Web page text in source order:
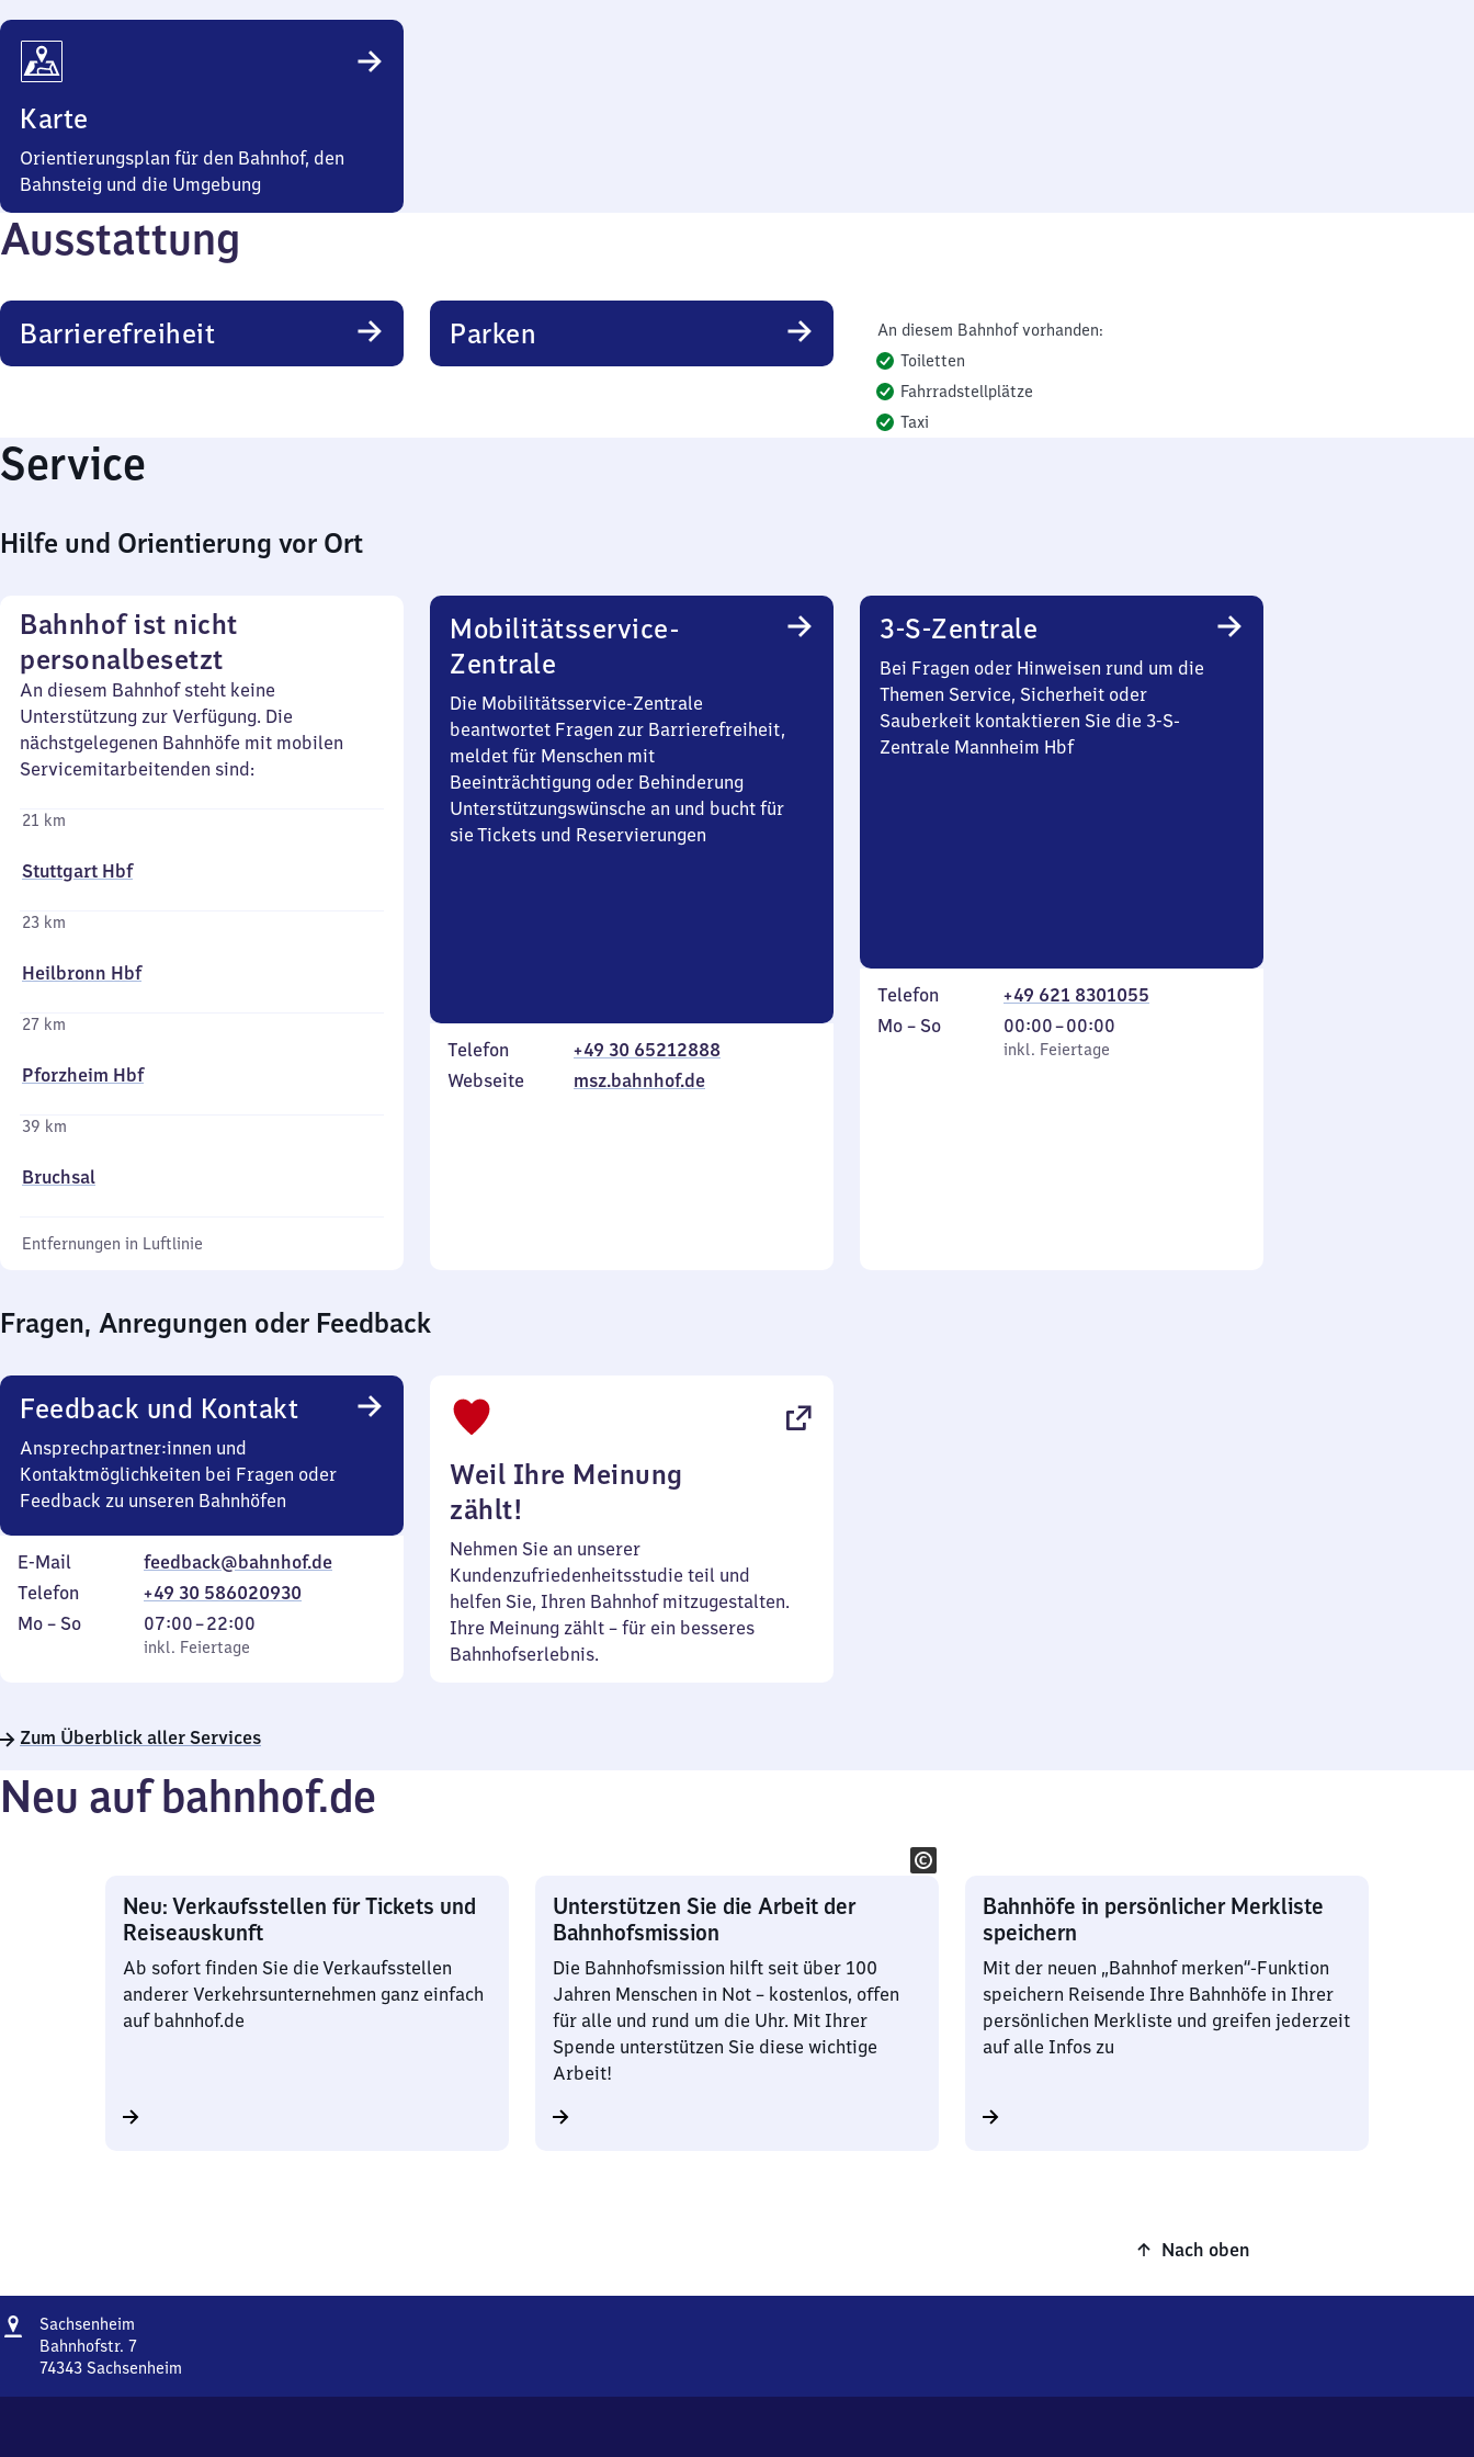
Karte
Orientierungsplan für den Bahnhof, den
Bahnsteig und die Umgebung
Ausstattung
Barrierefreiheit Parken
An diesem Bahnhof vorhanden:
Toiletten
Fahrradstellplätze
Taxi
Service
Hilfe und Orientierung vor Ort
Bahnhof ist nicht
personalbesetzt
An diesem Bahnhof steht keine
Unterstützung zur Verfügung. Die
nächstgelegenen Bahnhöfe mit mobilen
Servicemitarbeitenden sind:
21 km
Stuttgart Hbf
23 km
Heilbronn Hbf
27 km
Pforzheim Hbf
39 km
Bruchsal
Entfernungen in Luftlinie
Mobilitätsservice-
Zentrale
Die Mobilitätsservice-Zentrale
beantwortet Fragen zur Barrierefreiheit,
meldet für Menschen mit
Beeinträchtigung oder Behinderung
Unterstützungswünsche an und bucht für
sie Tickets und Reservierungen
Telefon
+49 30 65212888
Webseite
msz.bahnhof.de
3-S-Zentrale
Bei Fragen oder Hinweisen rund um die
Themen Service, Sicherheit oder
Sauberkeit kontaktieren Sie die 3-S-
Zentrale Mannheim Hbf
Telefon
+49 621 8301055
Montag
Mo – So,
inkl. Feiertage
00:00–00:00
Von
0
inkl. Feiertage
Fragen, Anregungen oder Feedback
Feedback und Kontakt
Ansprechpartner:innen und
Kontaktmöglichkeiten bei Fragen oder
Feedback zu unseren Bahnhöfen
E-Mail
feedback@bahnhof.de
Telefon
+49 30 586020930
Montag
Mo – So,
inkl. Feiertage
07:00–22:00
Von
7
22
inkl. Feiertage
Weil Ihre Meinung
zählt!
Nehmen Sie an unserer
Kundenzufriedenheitsstudie teil und
helfen Sie, Ihren Bahnhof mitzugestalten.
Ihre Meinung zählt – für ein besseres
Bahnhofserlebnis.
Zum Überblick aller Services
Neu auf bahnhof.de
Neu: Verkaufsstellen für Tickets und
Reiseauskunft
Ab sofort finden Sie die Verkaufsstellen
anderer Verkehrsunternehmen ganz einfach
auf bahnhof.de
Unterstützen Sie die Arbeit der
Bahnhofsmission
Die Bahnhofsmission hilft seit über 100
Jahren Menschen in Not – kostenlos, offen
für alle und rund um die Uhr. Mit Ihrer
Spende unterstützen Sie diese wichtige
Arbeit!
Bahnhöfe in persönlicher Merkliste
speichern
Mit der neuen „Bahnhof merken“-Funktion
speichern Reisende Ihre Bahnhöfe in Ihrer
persönlichen Merkliste und greifen jederzeit
auf alle Infos zu
Nach oben
Adresse
Sachsenheim
Bahnhofstr. 7
74343 Sachsenheim